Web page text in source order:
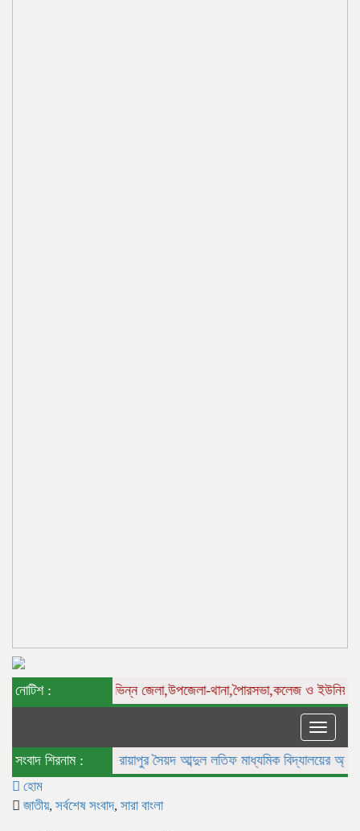
নোটিশ : জেলা,উপজেলা-থানা,পৈারসভা,কলেজ ও ইউনিয়ন পর্যায়
Toggle
সংবাদ শিরনাম : রায়াপুর সৈয়দ আব্দুল লতিফ মাধ্যমিক বিদ্যালয়ের অ্যাডহক
হোম
জাতীয়, সর্বশেষ সংবাদ, সারা বাংলা